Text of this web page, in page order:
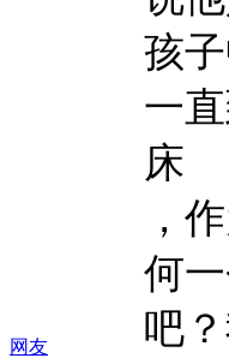
网友
孩
一
床
，
何
吧